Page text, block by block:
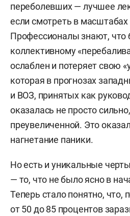
переболевших — лучшее
если смотреть в
Профессионалы знают, что
коллективному
ослаблен и потеряет свою
которая в прогнозах
и ВОЗ, принятых как
оказалась не просто
преувеличенной. Это
нагнетание паники.
Но есть и уникальные
— то, что не было ясно в
Теперь стало понятно, что,
от 50 до 85 процентов